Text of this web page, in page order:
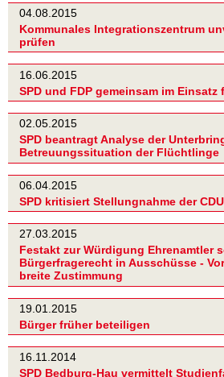
04.08.2015
Kommunales Integrationszentrum
prüfen
16.06.2015
SPD und FDP gemeinsam im Einsatz
02.05.2015
SPD beantragt Analyse der
Betreuungssituation der Flüchtlinge
06.04.2015
SPD kritisiert Stellungnahme der
27.03.2015
Festakt zur Würdigung Ehrenamtler
Bürgerfragerecht in Ausschüsse -
breite Zustimmung
19.01.2015
Bürger früher beteiligen
16.11.2014
SPD Bedburg-Hau vermittelt